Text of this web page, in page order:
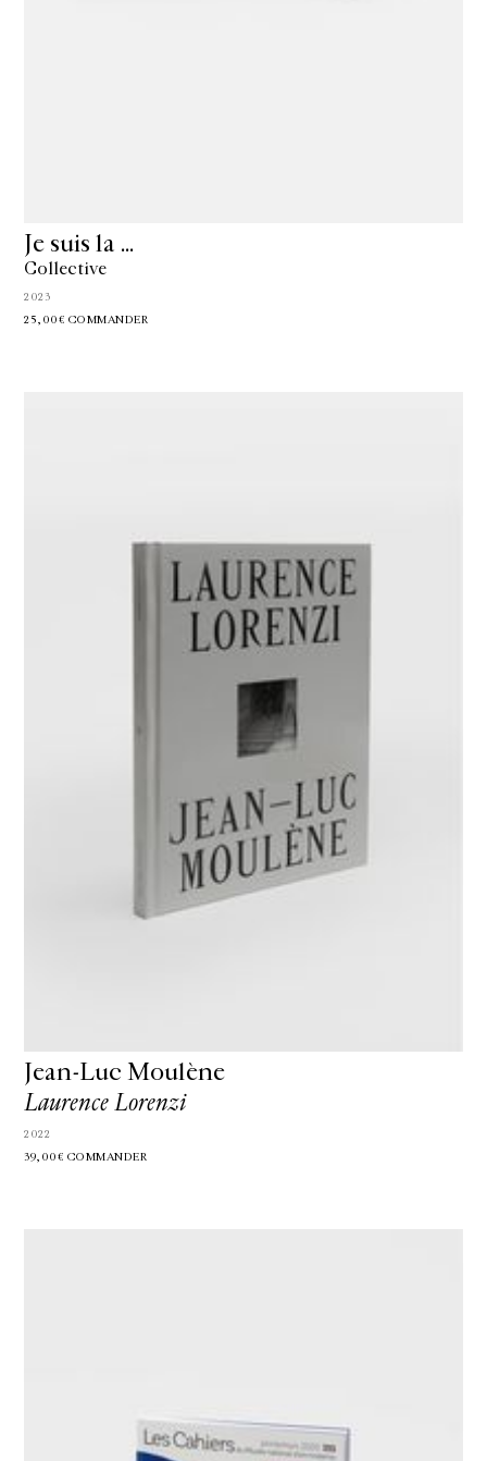
Je suis la …
Collective
2023
25,00€ COMMANDER
Jean-Luc Moulène
Laurence Lorenzi
2022
39,00€ COMMANDER